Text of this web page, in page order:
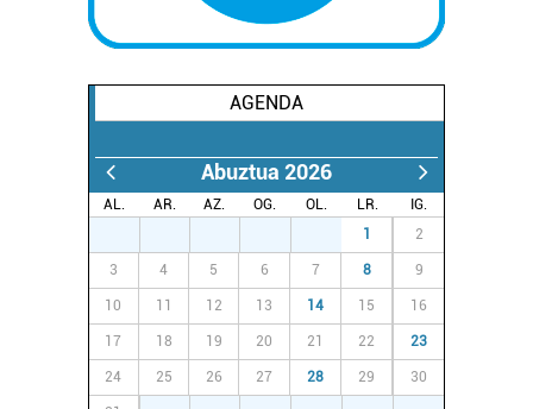
AGENDA
Abuztua 2026
AL. AR. AZ. OG. OL. LR.
IG.
1 2
3 4 5 6 7 8 9
10 11 12 13 14 15 16
17 18 19 20 21 22 23
24 25 26 27 28 29 30